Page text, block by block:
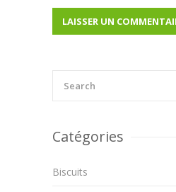
Catégories
Biscuits